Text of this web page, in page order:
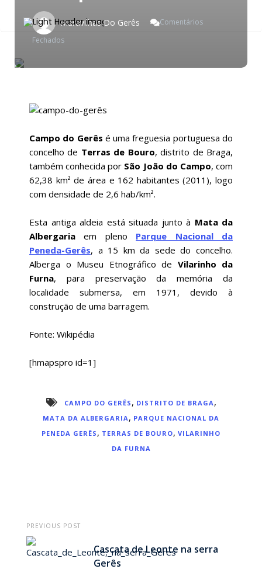
Maravilhas Do Gerês
Comentários
FechadosEm
Campo do Gerês é uma freguesia portuguesa do
concelho de Terras de Bouro, distrito de Braga,
também conhecida por São João do Campo, com
62,38 km² de área e 162 habitantes (2011), logo
com densidade de 2,6 hab/km².
Esta antiga aldeia está situada junto à Mata da
Albergaria em pleno Parque Nacional da
Peneda-Gerês, a 15 km da sede do concelho.
Alberga o Museu Etnográfico de Vilarinho da
Furna, para preservação da memória da
localidade submersa, em 1971, devido à
construção de uma barragem.
Fonte: Wikipédia
[hmapspro id=1]
CAMPO DO GERÊS , DISTRITO DE BRAGA,
MATA DA ALBERGARIA, PARQUE NACIONAL DA
PENEDA GERÊS , TERRAS DE BOURO, VILARINHO
DA FURNA
PREVIOUS POST
Cascata de Leonte na serra
Gerês